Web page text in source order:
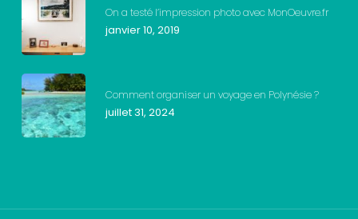
On a testé l’impression photo avec MonOeuvre.fr
janvier 10, 2019
Comment organiser un voyage en Polynésie ?
juillet 31, 2024